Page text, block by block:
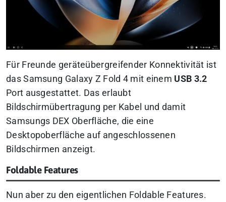
Für Freunde geräteübergreifender Konnektivität ist
das Samsung Galaxy Z Fold 4 mit einem USB 3.2
Port ausgestattet. Das erlaubt
Bildschirmübertragung per Kabel und damit
Samsungs DEX Oberfläche, die eine
Desktopoberfläche auf angeschlossenen
Bildschirmen anzeigt.
Foldable Features
Nun aber zu den eigentlichen Foldable Features.